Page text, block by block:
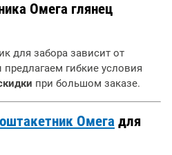
Омега глянец
для забора зависит от
гибкие условия
при большом заказе.
Омега для